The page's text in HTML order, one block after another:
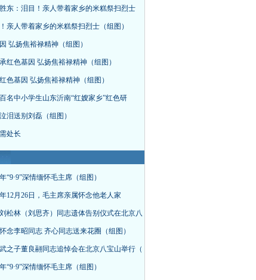
东：泪目！亲人带着家乡的米糕祭扫烈士
亲人带着家乡的米糕祭扫烈士（组图）
弘扬焦裕禄精神（组图）
红色基因 弘扬焦裕禄精神（组图）
色基因 弘扬焦裕禄精神（组图）
名中小学生山东沂南“红嫂家乡”红色研
泪送别刘磊（组图）
处长
“9·9”深情缅怀毛主席（组图）
12月26日，毛主席亲属怀念他老人家
松林（刘思齐）同志遗体告别仪式在北京八
念李昭同志 齐心同志送来花圈（组图）
之子董良翮同志追悼会在北京八宝山举行（
“9·9”深情缅怀毛主席（组图）